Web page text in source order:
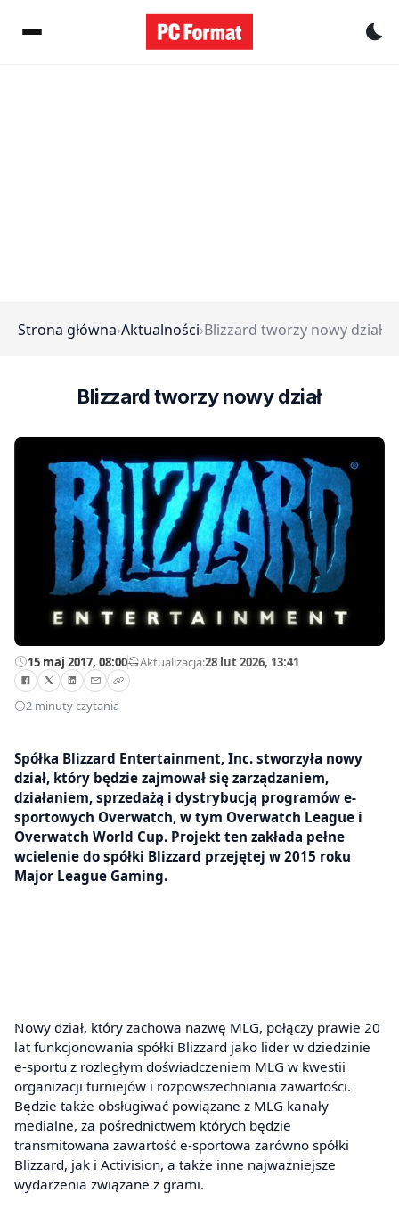
Strona główna›Aktualności›Blizzard tworzy nowy dział
Blizzard tworzy nowy dział
15 maj 2017, 08:00—Aktualizacja:28 lut 2026, 13:41
2 minuty czytania
Spółka Blizzard Entertainment, Inc. stworzyła nowy
dział, który będzie zajmował się zarządzaniem,
działaniem, sprzedażą i dystrybucją programów e-
sportowych Overwatch, w tym Overwatch League i
Overwatch World Cup. Projekt ten zakłada pełne
wcielenie do spółki Blizzard przejętej w 2015 roku
Major League Gaming.
Nowy dział, który zachowa nazwę MLG, połączy prawie 20
lat funkcjonowania spółki Blizzard jako lider w dziedzinie
e-sportu z rozległym doświadczeniem MLG w kwestii
organizacji turniejów i rozpowszechniania zawartości.
Będzie także obsługiwać powiązane z MLG kanały
medialne, za pośrednictwem których będzie
transmitowana zawartość e-sportowa zarówno spółki
Blizzard, jak i Activision, a także inne najważniejsze
wydarzenia związane z grami.